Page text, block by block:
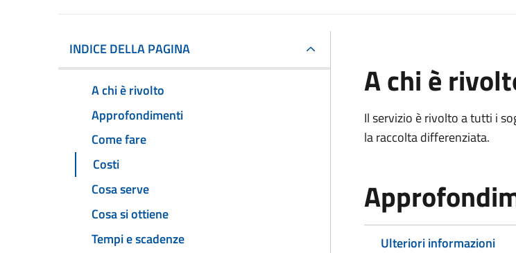
INDICE DELLA PAGINA
A chi è rivolto
Approfondimenti
Come fare
Costi
Cosa serve
Cosa si ottiene
Tempi e scadenze
A chi è
Il servizio è rivolto a tutti i
la raccolta differenziata.
Ulteriori informazioni